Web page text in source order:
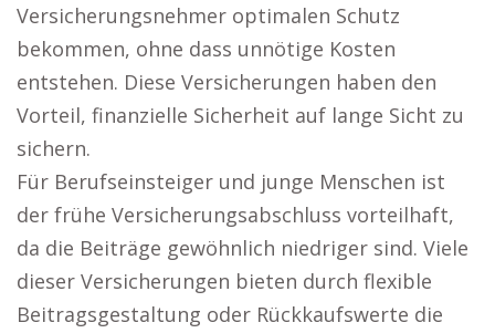
Versicherungsnehmer optimalen Schutz
bekommen, ohne dass unnötige Kosten
entstehen. Diese Versicherungen haben den
Vorteil, finanzielle Sicherheit auf lange Sicht zu
sichern.
Für Berufseinsteiger und junge Menschen ist
der frühe Versicherungsabschluss vorteilhaft,
da die Beiträge gewöhnlich niedriger sind. Viele
dieser Versicherungen bieten durch flexible
Beitragsgestaltung oder Rückkaufswerte die